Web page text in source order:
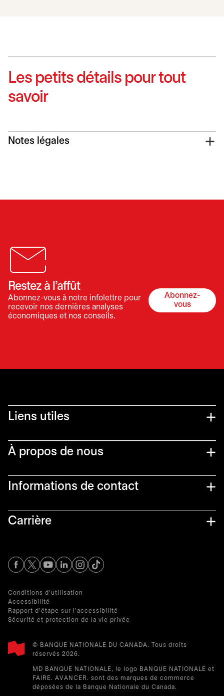
Les petits détails pour tout
savoir
Notes légales
Restez à l’affût
Abonnez-vous à notre infolettre pour
recevoir nos dernières analyses
économiques et nos conseils.
Abonnez-
vous
s’ouvre
Liens utiles​
À propos de nous
Informations de contact​
Carrière
s’ouvre dans un nouvel onglet
s’ouvre dans un nouvel onglet
s’ouvre dans un nouvel onglet
s’ouvre dans un nouvel onglet
s’ouvre dans un nouvel onglet
Conditions d'utilisation
Accessibilité
Rapport d'étape sur l'accessibilité
Sécurité et protection de la vie privée
© BANQUE NATIONALE DU CANADA. Tous droits
réservés 2026.​
MD BANQUE NATIONALE, le logo BANQUE NATIONALE et
FAIRE. AVANCER. sont des marques de commerce
déposées de la Banque Nationale du Canada.